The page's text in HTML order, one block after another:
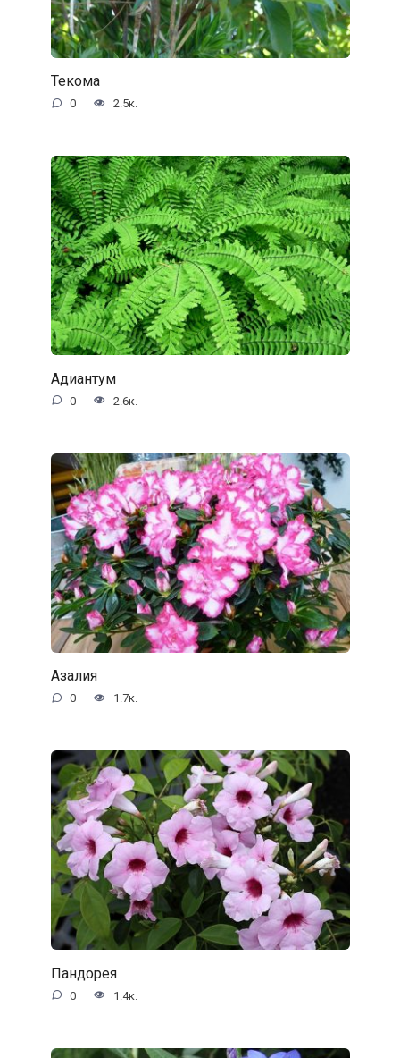
Текома
0 2.5к.
Адиантум
0 2.6к.
Азалия
0 1.7к.
Пандорея
0 1.4к.